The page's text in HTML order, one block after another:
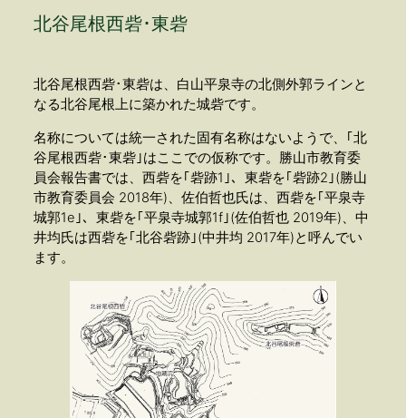
北谷尾根西砦･東砦
北谷尾根西砦･東砦は、白山平泉寺の北側外郭ラインと
なる北谷尾根上に築かれた城砦です。
名称については統一された固有名称はないようで、｢北
谷尾根西砦･東砦｣はここでの仮称です。勝山市教育委
員会報告書では、西砦を｢砦跡1｣、東砦を｢砦跡2｣(勝山
市教育委員会 2018年)、佐伯哲也氏は、西砦を｢平泉寺
城郭1e｣、東砦を｢平泉寺城郭1f｣(佐伯哲也 2019年)、中
井均氏は西砦を｢北谷砦跡｣(中井均 2017年)と呼んでい
ます。